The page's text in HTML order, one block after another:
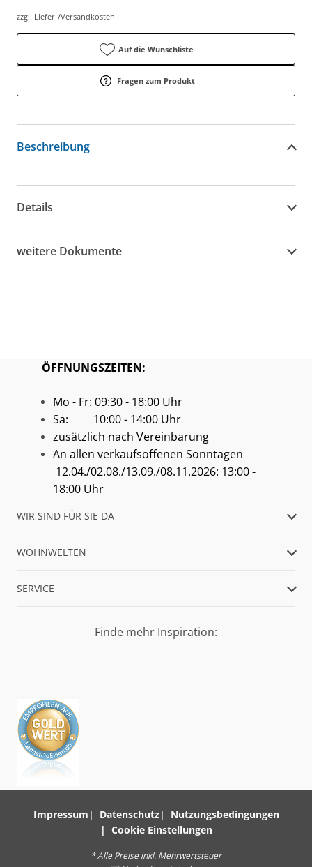
zzgl. Liefer-/Versandkosten
Auf die Wunschliste
Fragen zum Produkt
Beschreibung
Details
weitere Dokumente
ÖFFNUNGSZEITEN:
Mo - Fr: 09:30 - 18:00 Uhr
Sa: 10:00 - 14:00 Uhr
zusätzlich nach Vereinbarung
An allen verkaufsoffenen Sonntagen
12.04./02.08./13.09./08.11.2026: 13:00 -
18:00 Uhr
WIR SIND FÜR SIE DA
WOHNWELTEN
SERVICE
Finde mehr Inspiration:
Impressum Datenschutz
Nutzungsbedingungen
Cookie Einstellungen
* Alle Preise inkl. Mehrwertsteuer